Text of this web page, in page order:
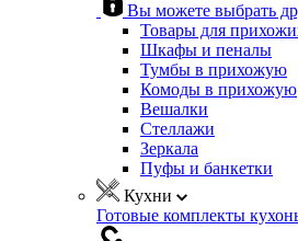
Вы можете выбрать
Товары для
Шкафы и пеналы
Тумбы в прихожую
Комоды в прихожую
Вешалки
Стеллажи
Зеркала
Пуфы и банкетки
Кухни
Готовые комплекты